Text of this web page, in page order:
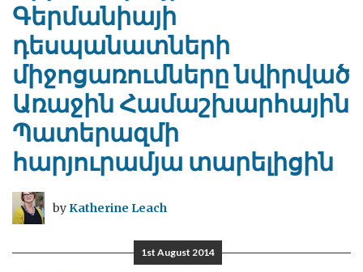
Գերմանիայի
դեսպանատների
միջոցառումները նվիրված
Առաջին Համաշխարհային
Պատերազմի
հարյուրամյա տարելիցին
byKatherine Leach
1st August 2014